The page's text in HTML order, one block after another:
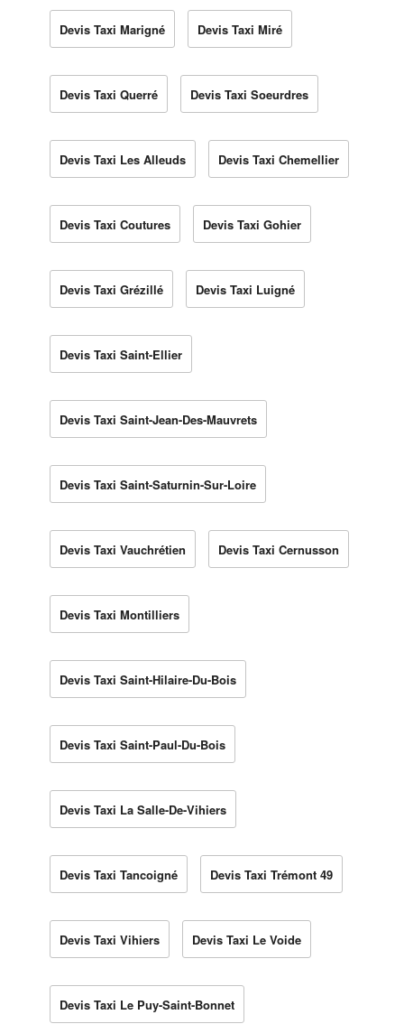
Devis Taxi Marigné Devis Taxi Miré
Devis Taxi Querré Devis Taxi Soeurdres
Devis Taxi Les Alleuds Devis Taxi Chemellier
Devis Taxi Coutures Devis Taxi Gohier
Devis Taxi Grézillé Devis Taxi Luigné
Devis Taxi Saint-Ellier
Devis Taxi Saint-Jean-Des-Mauvrets
Devis Taxi Saint-Saturnin-Sur-Loire
Devis Taxi Vauchrétien Devis Taxi Cernusson
Devis Taxi Montilliers
Devis Taxi Saint-Hilaire-Du-Bois
Devis Taxi Saint-Paul-Du-Bois
Devis Taxi La Salle-De-Vihiers
Devis Taxi Tancoigné Devis Taxi Trémont 49
Devis Taxi Vihiers Devis Taxi Le Voide
Devis Taxi Le Puy-Saint-Bonnet